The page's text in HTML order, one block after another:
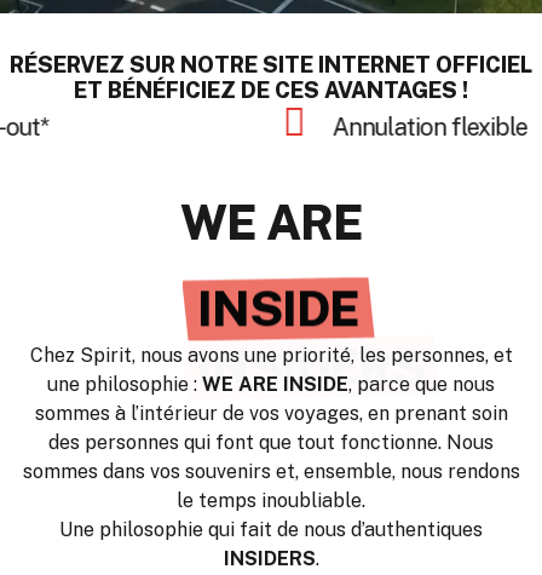
RÉSERVEZ SUR NOTRE SITE INTERNET OFFICIEL
ET BÉNÉFICIEZ DE CES AVANTAGES !
Paiement sécurisé
WE ARE
UNIQUE
Chez Spirit, nous avons une priorité, les personnes, et
une philosophie : WE ARE INSIDE, parce que nous
sommes à l’intérieur de vos voyages, en prenant soin
des personnes qui font que tout fonctionne. Nous
sommes dans vos souvenirs et, ensemble, nous rendons
le temps inoubliable.
Une philosophie qui fait de nous d’authentiques
INSIDERS.